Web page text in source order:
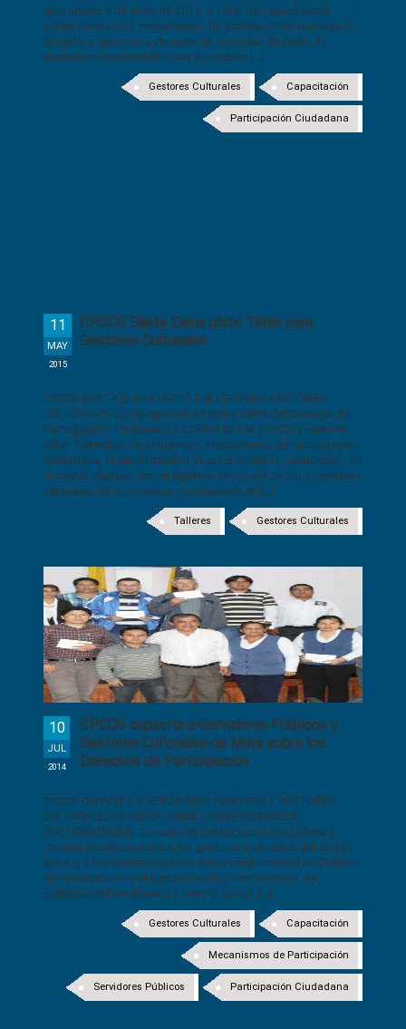
este jueves 4 de junio de 2015, el taller de capacitación
sobre derechos y mecanismos de participación ciudadana,
dirigido a gestores culturales de la ciudad de Quito. El
encuentro se desarrolló con el objetivo [...]
Capacitación
Gestores Culturales
Participación Ciudadana
CPCCS Santa Elena dictó Taller para
Gestores Culturales
11
MAY
2015
CPCCS SANTA ELENA DICTÓ TALLER PARA GESTORES
CULTURALES La Delegación de Santa Elena del Consejo de
Participación Ciudadana y Control Social (CPCCS) realizóel
taller “Derechos Participativos, Mecanismos de Participación
Ciudadana, Interculturalidad y Lucha contra la corrupción”, en
el cantón Salinas, con el objetivo de socializar a los gestores
culturales de la provincia y ciudadanía en [...]
Gestores Culturales
Talleres
CPCCS capacita a Servidores Públicos y
Gestores Culturales de Mera sobre los
Derechos de Participación
10
JUL
2014
CPCCS CAPACITA A SERVIDORES PUBLICOS Y GESTORES
CULTURALES DE MERA SOBRE LOS DERECHOS DE
PARTICIPACIÓN El Consejo de Participación Ciudadana y
Control Social capacitó a los gestores culturales del cantón
Mera, y a los servidores de la Dirección Provincial de Cultura
de Pastaza sobre el ejercicio de los mecanismos de
participación ciudadana y control social. [...]
Capacitación
Gestores Culturales
Mecanismos de Participación
Participación Ciudadana
Servidores Públicos